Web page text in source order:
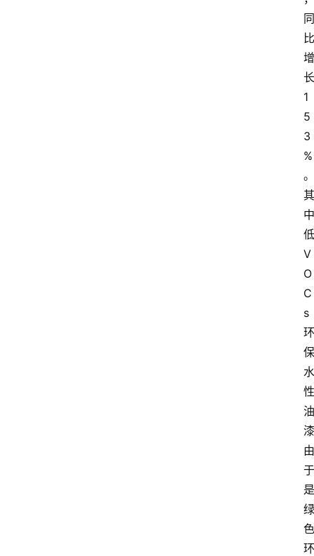
同
比
增
长
1
5
3
%
。
其
中
低
V
O
C
s
环
保
水
性
油
漆
由
于
是
绿
色
环